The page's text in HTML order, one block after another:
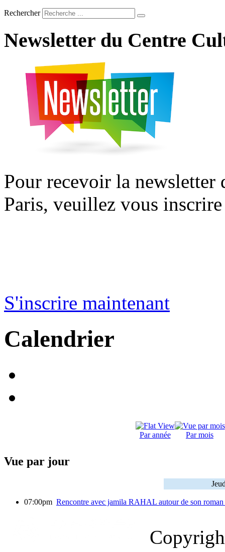
Rechercher
Newsletter du Centre
Pour recevoir la
Paris, veuillez vous
S'inscrire maintenant
Calendrier
Par année Par mois
Vue par jour
07:00pm Rencontre avec jamila RAHAL autour de son